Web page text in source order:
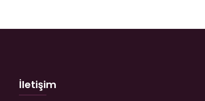
İletişim